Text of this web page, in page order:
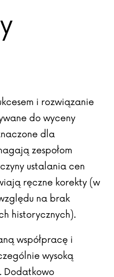
i rozwiązanie
do wyceny
dla
zespołom
ustalania cen
ręczne korekty (w
na brak
historycznych).
współpracę i
wysoką
Dodatkowo